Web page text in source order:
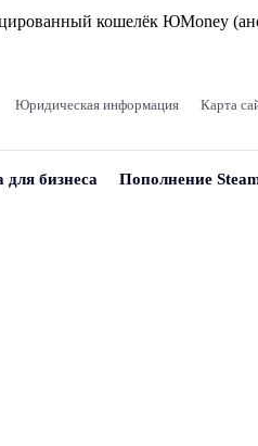
кошелёк ЮMoney
Юридическая информация Карта
бизнеса Пополнение